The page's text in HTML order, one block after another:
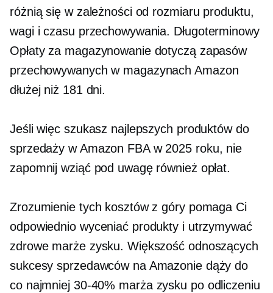
różnią się w zależności od rozmiaru produktu,
wagi i czasu przechowywania. Długoterminowy
Opłaty za magazynowanie dotyczą zapasów
przechowywanych w magazynach Amazon
dłużej niż 181 dni.
Jeśli więc szukasz najlepszych produktów do
sprzedaży w Amazon FBA w 2025 roku, nie
zapomnij wziąć pod uwagę również opłat.
Zrozumienie tych kosztów z góry pomaga Ci
odpowiednio wyceniać produkty i utrzymywać
zdrowe marże zysku. Większość odnoszących
sukcesy sprzedawców na Amazonie dąży do
co najmniej 30-40% marża zysku po odliczeniu